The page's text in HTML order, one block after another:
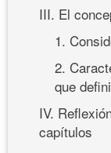
III. El
1.
2.
que
IV.
capítulos